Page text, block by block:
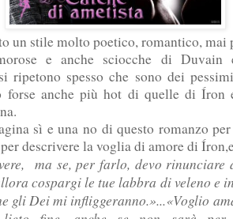
un stile molto poetico, romantico, mai
e anche sciocche di
ripetono spesso che sono dei
forse anche più hot di quelle di Íron
sì e una no di questo romanzo
descrivere la voglia di amore di
ma se, per farlo, devo rinunciare
cospargi le tue labbra di veleno e
gli Dei mi infliggeranno.»...«Voglio